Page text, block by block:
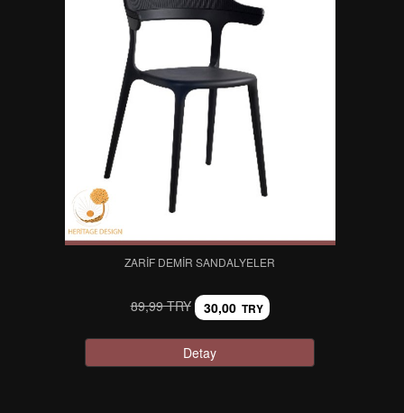
ZARIF DEMIR SANDALYELER
89,99 TRY 30,00 TRY
Detay